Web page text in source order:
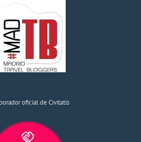
oficial de Civitatis